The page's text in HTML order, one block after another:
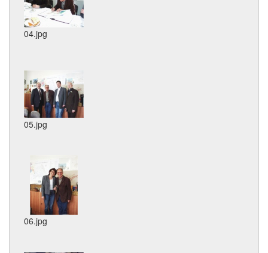
04.jpg
05.jpg
06.jpg